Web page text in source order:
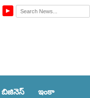
▶
బిజినెస్ ఇంకా
×